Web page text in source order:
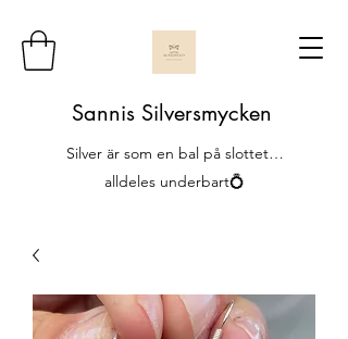
Sannis Silversmycken
Silver är som en bal på slottet…
alldeles underbart💍